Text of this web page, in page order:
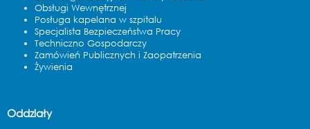
Obsługi Wewnętrznej
Posługa kapelana w szpitalu
Specjalista Bezpieczeństwa Pracy
Techniczno Gospodarczy
Zamówień Publicznych i Zaopatrzenia
Żywienia
Oddziały